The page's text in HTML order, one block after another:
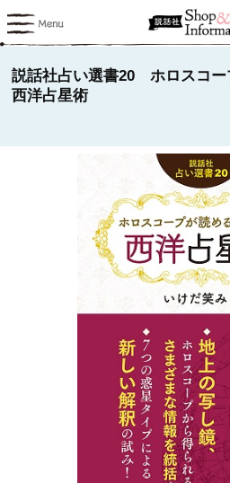
説話社占い選書20 ホロスコー
西洋占星術